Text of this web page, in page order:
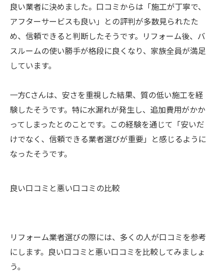
良い業者に決めました。口コミからは「施工が丁寧で、
アフターサービスも良い」との評判が多数見られたた
め、信頼できると判断したそうです。リフォーム後、バ
スルームの使い勝手が格段に良くなり、家族全員が満足
しています。
一方Cさんは、安さを重視した結果、質の低い施工を経
験したそうです。特に水漏れが発生し、追加費用がかか
ってしまったとのことです。この経験を通じて「安いだ
けでなく、信頼できる業者選びが重要」と感じるように
なったそうです。
良い口コミと悪い口コミの比較
リフォーム業者選びの際には、多くの人が口コミを参考
にします。良い口コミと悪い口コミを比較してみましょ
う。